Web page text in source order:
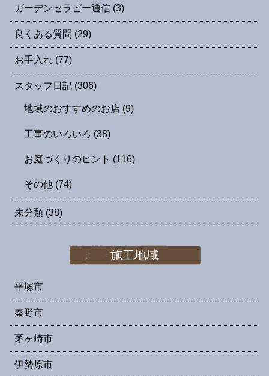
ガーデンセラピー通信 (3)
良くある質問 (29)
お手入れ (77)
スタッフ日記 (306)
地域のおすすめのお店 (9)
工事のいろいろ (38)
お庭づくりのヒント (116)
その他 (74)
未分類 (38)
施工地域
平塚市
秦野市
茅ヶ崎市
伊勢原市